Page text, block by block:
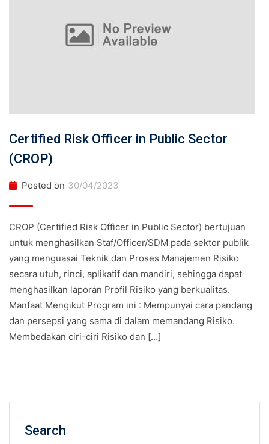
Certified Risk Officer in Public Sector
(CROP)
Posted on 30/04/2023
CROP (Certified Risk Officer in Public Sector) bertujuan
untuk menghasilkan Staf/Officer/SDM pada sektor publik
yang menguasai Teknik dan Proses Manajemen Risiko
secara utuh, rinci, aplikatif dan mandiri, sehingga dapat
menghasilkan laporan Profil Risiko yang berkualitas.
Manfaat Mengikut Program ini : Mempunyai cara pandang
dan persepsi yang sama di dalam memandang Risiko.
Membedakan ciri-ciri Risiko dan […]
Search